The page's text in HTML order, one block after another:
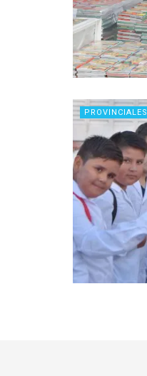
PROVINCIALES